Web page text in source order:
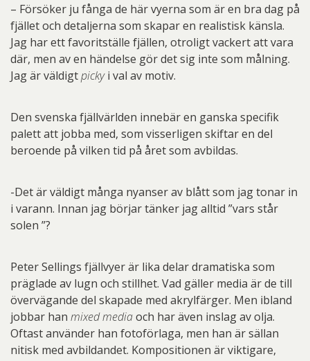
– Försöker ju fånga de här vyerna som är en bra dag på
fjället och detaljerna som skapar en realistisk känsla.
Jag har ett favoritställe fjällen, otroligt vackert att vara
där, men av en händelse gör det sig inte som målning.
Jag är väldigtpickyi val av motiv.
Den svenska fjällvärlden innebär en ganska specifik
palett att jobba med, som visserligen skiftar en del
beroende på vilken tid på året som avbildas.
-Det är väldigt många nyanser av blått som jag tonar in
i varann. Innan jag börjar tänker jag alltid ”vars står
solen ”?
Peter Sellings fjällvyer är lika delar dramatiska som
präglade av lugn och stillhet. Vad gäller media är de till
övervägande del skapade med akrylfärger. Men ibland
jobbar han mixed mediaoch har även inslag av olja.
Oftast använder han fotoförlaga, men han är sällan
nitisk med avbildandet. Kompositionen är viktigare,